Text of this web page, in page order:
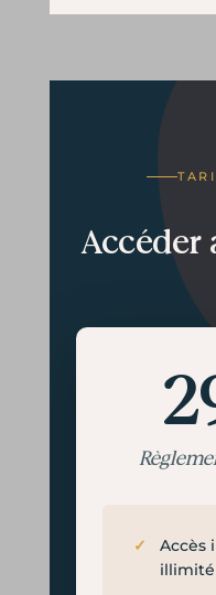
Accéder
Accès
illimité